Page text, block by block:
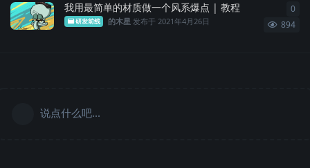
我用最简单的材质做一个风系爆点 | 教程
研发前线 的木星 发布于2021年4月26日 894
0
说点什么吧...